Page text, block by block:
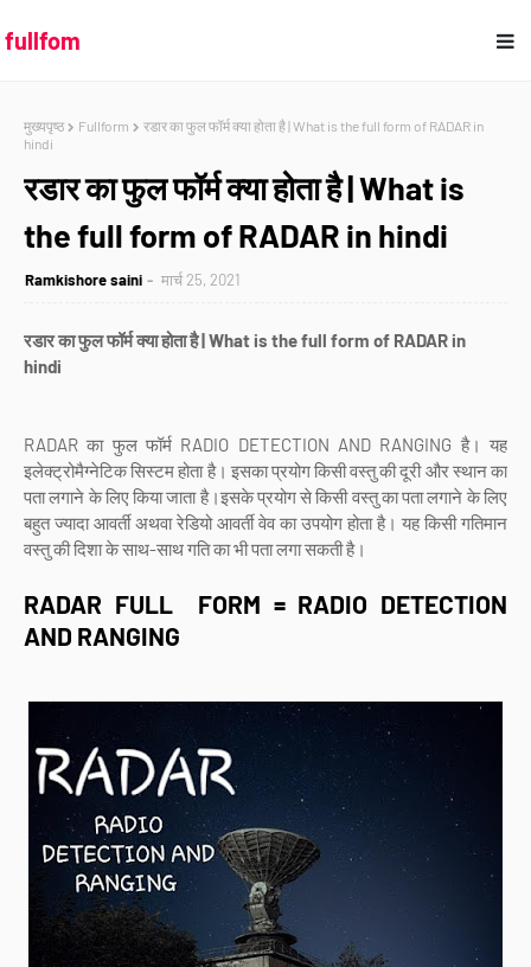
fullfom
मुख्यपृष्ठ Fullform
रडार का फुल फॉर्म क्या होता है | What is the full form of RADAR in
hindi
रडार का फुल फॉर्म क्या होता है | What is
the full form of RADAR in hindi
Ramkishore saini मार्च 25, 2021
रडार का फुल फॉर्म क्या होता है | What is the full form of RADAR in
hindi
RADAR का फुल फॉर्म RADIO DETECTION AND RANGING है। यह
इलेक्ट्रोमैग्नेटिक सिस्टम होता है। इसका प्रयोग किसी वस्तु की दूरी और स्थान का
पता लगाने के लिए किया जाता है।इसके प्रयोग से किसी वस्तु का पता लगाने के लिए
बहुत ज्यादा आवर्ती अथवा रेडियो आवर्ती वेव का उपयोग होता है। यह किसी गतिमान
वस्तु की दिशा के साथ-साथ गति का भी पता लगा सकती है।
RADAR FULL FORM = RADIO DETECTION
AND RANGING